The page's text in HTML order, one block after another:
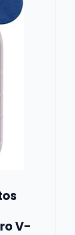
V-